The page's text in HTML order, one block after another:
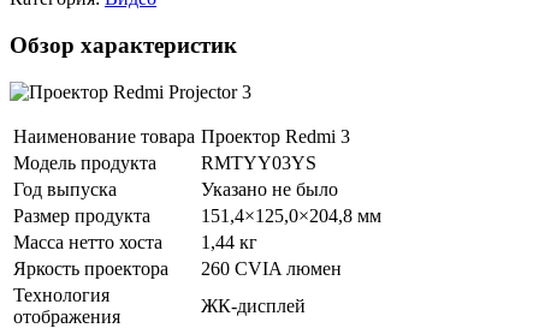
Обзор характеристик
Наименование товара Проектор Redmi 3
Модель продукта
RMTYY03YS
Год выпуска
Указано не было
Размер продукта
151,4×125,0×204,8 мм
Масса нетто хоста
1,44 кг
Яркость проектора
260 CVIA люмен
Технология
отображения
ЖК-дисплей